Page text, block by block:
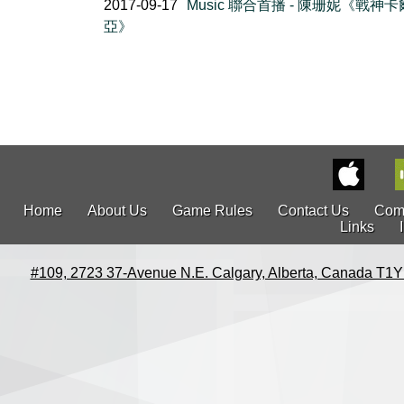
2017-09-17
Music 聯合首播 - 陳珊妮《戰神卡
亞》
Home About Us Game Rules Contact Us
Links
#109, 2723 37-Avenue N.E. Calgary, Alberta, Canada